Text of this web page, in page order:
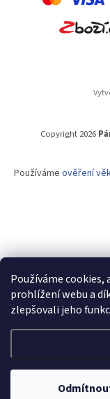
Používáme
prohlížení webu a
zlepšovali jeho
Copyright 2026
Používáme ověření